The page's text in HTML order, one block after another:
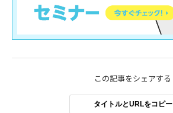
この記事をシェアする
タイトルとURLをコピー